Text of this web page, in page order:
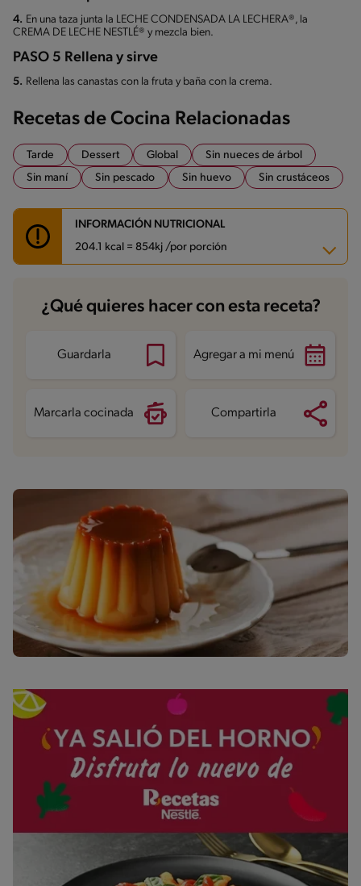
4. En una taza junta la LECHE CONDENSADA LA LECHERA®, la
CREMA DE LECHE NESTLÉ® y mezcla bien.
PASO 5 Rellena y sirve
5. Rellena las canastas con la fruta y baña con la crema.
Recetas de Cocina Relacionadas
Tarde Dessert Global
Sin nueces de árbol
Sin maní
Sin pescado Sin huevo Sin crustáceos
INFORMACIÓN NUTRICIONAL
204.1 kcal = 854kj /por porción
Carbohidratos 35.1 g
Energía 204.1 kcal
Proteína
Grasas saturadas 2.2 g
¿Qué quieres hacer con esta receta?
Guardarla Agregar a mi menú
Marcarla cocinada Compartirla